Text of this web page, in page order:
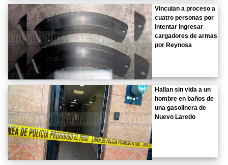
Vinculan a proceso a
cuatro personas por
intentar ingresar
cargadores de armas
por Reynosa
Hallan sin vida a un
hombre en baños de
una gasolinera de
Nuevo Laredo